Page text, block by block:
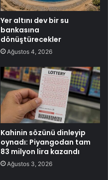
Yer altını dev bir su
bankasına
dönüştürecekler
Ağustos 4, 2026
Kahinin sözünü dinleyip
oynadı: Piyangodan tam
83 milyon lira kazandı
Ağustos 3, 2026